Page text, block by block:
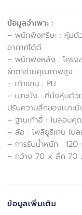
ข้อมูลจำเพาะ :
– พนักพิงศรีษะ : หุ้มด้
อากาศได้ดี
– พนักพิงหลัง : โครง
ผ้าตาข่ายคุณภาพสูง
– เท้าแขน : PU
– เบาะนั่ง : ที่นั่งหุ้มด้
ปรับความลึกของเบาะนั่
– ฐานเก้าอี้ : ไนลอน
– ล้อ : โพลียูรีเทน ไน
– การรับน้ำหนัก : 120
– กว้าง 70 x ลึก 70
ข้อมูลเพิ่มเติม